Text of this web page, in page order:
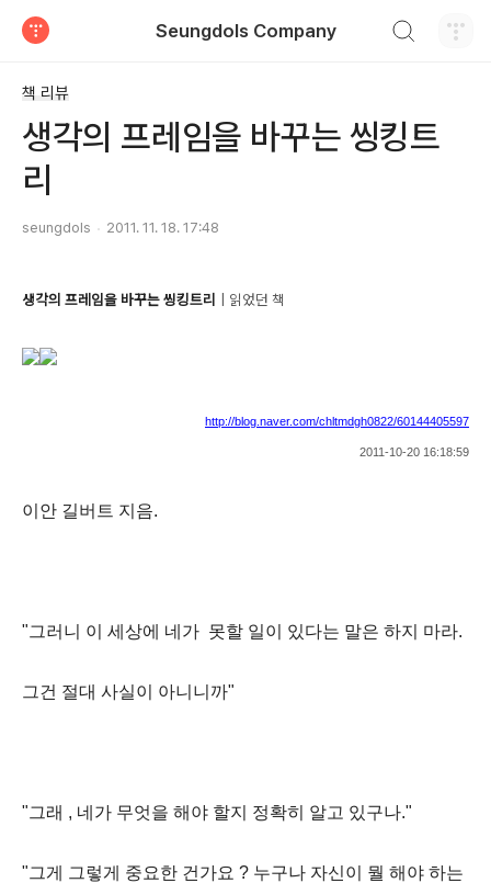
Seungdols Company
책 리뷰
생각의 프레임을 바꾸는 씽킹트
리
seungdols 2011. 11. 18. 17:48
생각의 프레임을 바꾸는 씽킹트리 | 읽었던 책
http://blog.naver.com/chltmdgh0822/60144405597
2011-10-20 16:18:59
이안 길버트 지음.
"그러니 이 세상에 네가 못할 일이 있다는 말은 하지 마라.
그건 절대 사실이 아니니까"
"그래 , 네가 무엇을 해야 할지 정확히 알고 있구나."
"그게 그렇게 중요한 건가요 ? 누구나 자신이 뭘 해야 하는